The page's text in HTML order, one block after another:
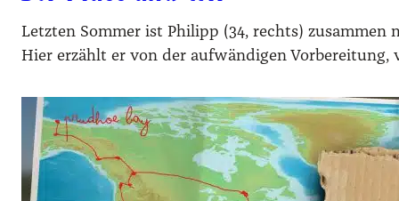
Letzten Sommer ist Philipp (34, rechts) zusammen
Hier erzählt er von der aufwändigen Vorbereitung,